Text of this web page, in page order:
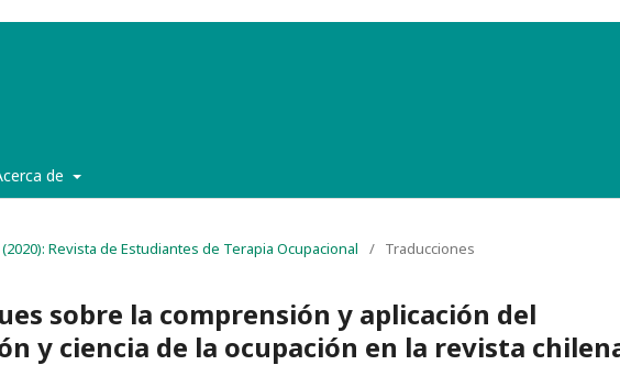
de
(2020): Revista de Estudiantes de Terapia Ocupacional / Traducciones
sobre la comprensión y aplicación del
y ciencia de la ocupación en la revista